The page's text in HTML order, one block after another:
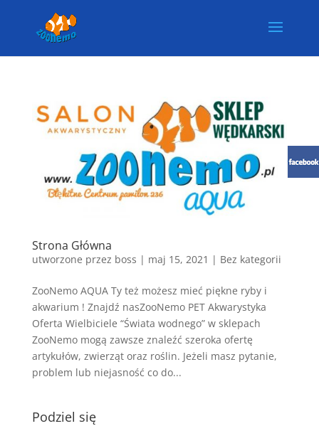
Strona Główna
utworzone przez boss | maj 15, 2021 | Bez kategorii
ZooNemo AQUA Ty też możesz mieć piękne ryby i
akwarium ! Znajdź nasZooNemo PET Akwarystyka
Oferta Wielbiciele “Świata wodnego” w sklepach
ZooNemo mogą zawsze znaleźć szeroka ofertę
artykułów, zwierząt oraz roślin. Jeżeli masz pytanie,
problem lub niejasność co do...
Podziel się